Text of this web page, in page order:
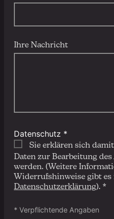
Ihre Nachricht
Datenschutz *
Sie erklären sich
Daten zur Bearbeitung
werden. (Weitere
Widerrufshinweise gibt es
Datenschutzerklärung). *
* Verpflichtende Angaben